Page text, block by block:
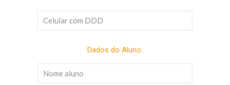
Dados do Aluno: